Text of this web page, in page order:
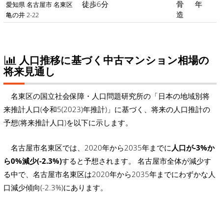
愛知県 名古屋市 名東区
亀の井 2-22
徒歩6分
骨
造
年
人口推移に基づく中古マンション相場の
将来見通し
名東区の国立社会保障・人口問題研究所の「日本の地域別将
来推計人口(令和5(2023)年推計)」に基づく、将来の人口推計の
予想(将来推計人口)を以下に示します。
名古屋市名東区では、2020年から2035年までに 人口が-3%か
ら0%減少(-2.3%)すると予想されます。 名古屋市全体が減少す
る中で、名古屋市名東区は2020年から2035年までにわずかな人
口減少傾向(-2.3%)にあります。